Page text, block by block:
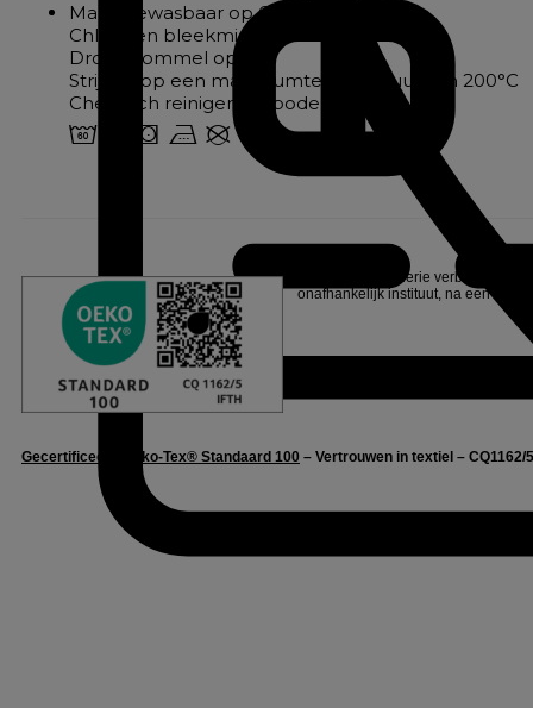
Machinewasbaar op 60°.
Chloor en bleekmiddelen verboden
Droogtrommel op 60°.
Strijken op een maximumtemperatuur van 200°C
Chemisch reinigen verboden
4 o s v U
Linvosges Hôtellerie verbindt zich
onafhankelijk instituut, na een
Gecertificeerd Oeko-Tex® Standaard 100 – Vertrouwen in textiel – CQ1162/